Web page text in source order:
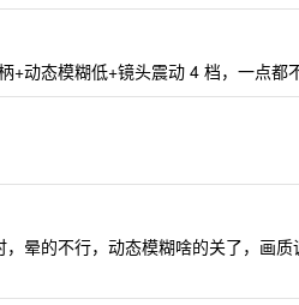
+动态模糊低+镜头震动 4 档，一点都
晕的不行，动态模糊啥的关了，画质